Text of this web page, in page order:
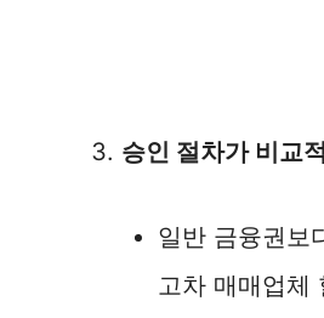
승인 절차가 비교
일반 금융권보
고차 매매업체